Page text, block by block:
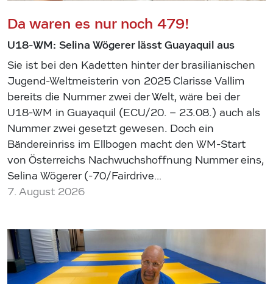
Da waren es nur noch 479!
U18-WM: Selina Wögerer lässt Guayaquil aus
Sie ist bei den Kadetten hinter der brasilianischen
Jugend-Weltmeisterin von 2025 Clarisse Vallim
bereits die Nummer zwei der Welt, wäre bei der
U18-WM in Guayaquil (ECU/20. – 23.08.) auch als
Nummer zwei gesetzt gewesen. Doch ein
Bändereinriss im Ellbogen macht den WM-Start
von Österreichs Nachwuchshoffnung Nummer eins,
Selina Wögerer (-70/Fairdrive…
7. August 2026